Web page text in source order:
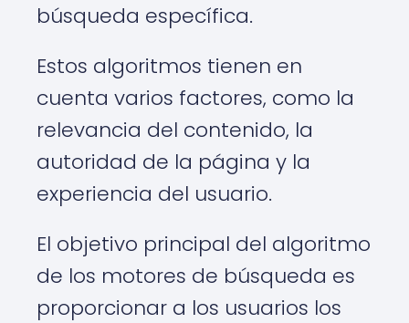
búsqueda específica.
Estos algoritmos tienen en
cuenta varios factores, como la
relevancia del contenido, la
autoridad de la página y la
experiencia del usuario.
El objetivo principal del algoritmo
de los motores de búsqueda es
proporcionar a los usuarios los